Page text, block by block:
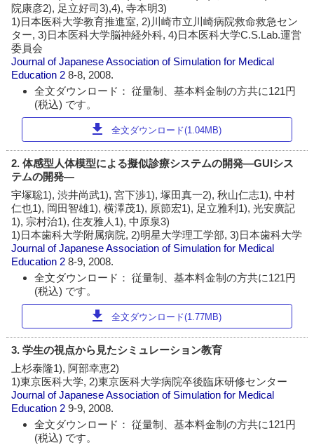
院康彦2), 足立好司3),4), 寺本明3)
1)日本医科大学教育推進室, 2)川崎市立川崎病院救命救急セン
ター, 3)日本医科大学脳神経外科, 4)日本医科大学C.S.Lab.運営
委員会
Journal of Japanese Association of Simulation for Medical
Education 28-8, 2008.
全文ダウンロード： 従量制、基本料金制の方共に121円
(税込) です。
download 全文ダウンロード(1.04MB)
2. 体感型人体模型による擬似診療システムの開発―GUIシス
テムの開発―
宇塚聡1), 渋井尚武1), 宮下渉1), 塚田真一2), 秋山仁志1), 中村
仁也1), 岡田智雄1), 横澤茂1), 原節宏1), 足立雅利1), 光安廣記
1), 宗村治1), 住友雅人1), 中原泉3)
1)日本歯科大学附属病院, 2)明星大学理工学部, 3)日本歯科大学
Journal of Japanese Association of Simulation for Medical
Education 28-9, 2008.
全文ダウンロード： 従量制、基本料金制の方共に121円
(税込) です。
download 全文ダウンロード(1.77MB)
3. 学生の視点から見たシミュレーション教育
上杉泰隆1), 阿部幸恵2)
1)東京医科大学, 2)東京医科大学病院卒後臨床研修センター
Journal of Japanese Association of Simulation for Medical
Education 29-9, 2008.
全文ダウンロード： 従量制、基本料金制の方共に121円
(税込) です。